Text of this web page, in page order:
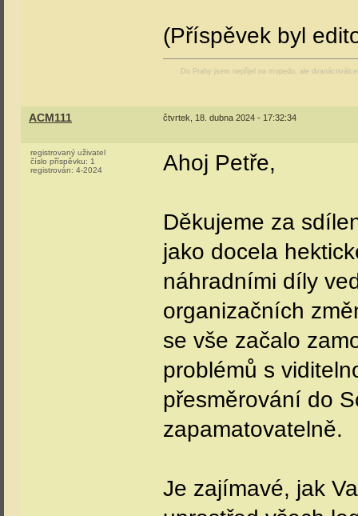
(Příspěvek byl
Do Prahy jsem nepřijel na mopedu, ale
ACM111 čtvrtek, 18. dubna 2024 - 17:32:34
registrovaný uživatel
číslo příspěvku: 1
registrován: 4-2024 Ahoj Petře,
Děkujeme za
jako docela
náhradními díly
organizačních
se vše začalo
problémů s
přesměrování do
zapamatovatelně.
Je zajímavé, jak